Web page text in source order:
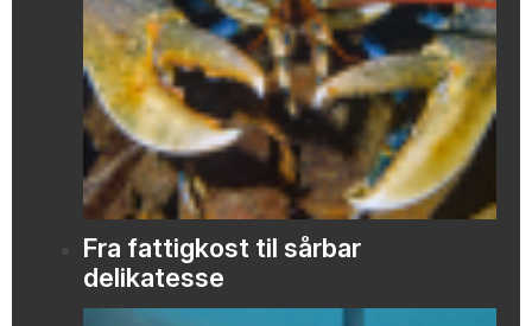
Fra fattigkost til sårbar
delikatesse